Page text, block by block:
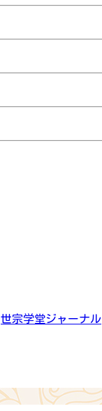
世宗学堂ジャーナル